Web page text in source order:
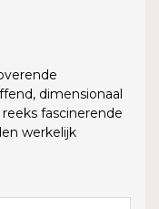
dimensionaal
fascinerende
werkelijk